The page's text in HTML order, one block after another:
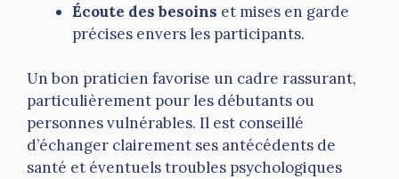
Écoute des besoins et mises en garde
précises envers les participants.
Un bon praticien favorise un cadre rassurant,
particulièrement pour les débutants ou
personnes vulnérables. Il est conseillé
d’échanger clairement ses antécédents de
santé et éventuels troubles psychologiques